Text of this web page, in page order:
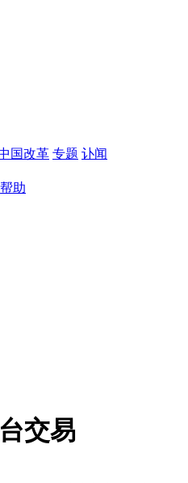
国改革 专题 讣闻
帮助
交易